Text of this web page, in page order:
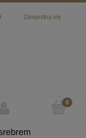
Zarejestruj się